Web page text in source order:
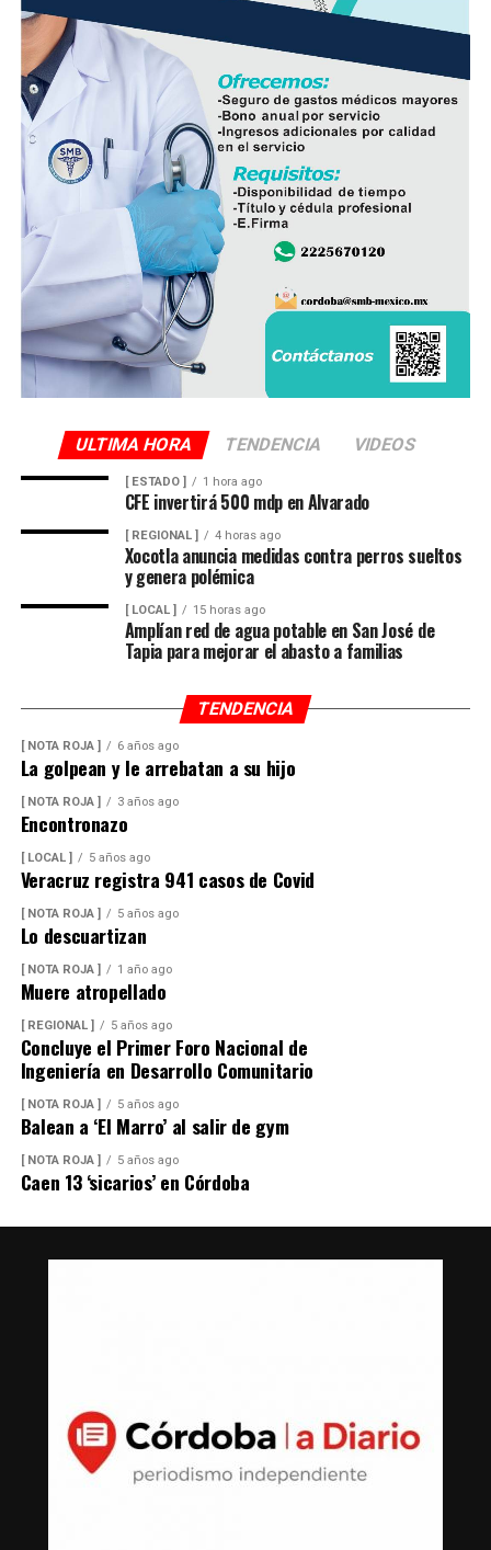
ULTIMA HORA TENDENCIA VIDEOS
[ ESTADO ] 1 hora ago
CFE invertirá 500 mdp en Alvarado
[ REGIONAL ] 4 horas ago
Xocotla anuncia medidas contra perros sueltos
y genera polémica
[ LOCAL ] 15 horas ago
Amplían red de agua potable en San José de
Tapia para mejorar el abasto a familias
TENDENCIA
[ NOTA ROJA ] 6 años ago
La golpean y le arrebatan a su hijo
[ NOTA ROJA ] 3 años ago
Encontronazo
[ LOCAL ] 5 años ago
Veracruz registra 941 casos de Covid
[ NOTA ROJA ] 5 años ago
Lo descuartizan
[ NOTA ROJA ] 1 año ago
Muere atropellado
[ REGIONAL ] 5 años ago
Concluye el Primer Foro Nacional de
Ingeniería en Desarrollo Comunitario
[ NOTA ROJA ] 5 años ago
Balean a ‘El Marro’ al salir de gym
[ NOTA ROJA ] 5 años ago
Caen 13 ‘sicarios’ en Córdoba